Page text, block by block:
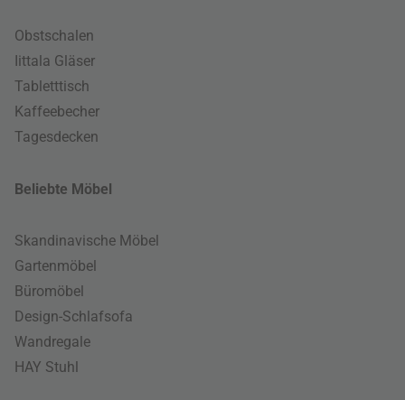
Obstschalen
Iittala Gläser
Tabletttisch
Kaffeebecher
Tagesdecken
Beliebte Möbel
Skandinavische Möbel
Gartenmöbel
Büromöbel
Design-Schlafsofa
Wandregale
HAY Stuhl